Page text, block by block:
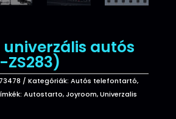
autós
Kategóriák: Autós telefontartó,
Autostarto,Joyroom,Univerzalis